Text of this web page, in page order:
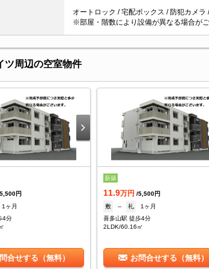
オートロック / 宅配ボックス / 防犯カメ
※部屋・階数により設備が異なる場合がご
ツ周辺の空室物件
円
1ヶ月
4分
合せする（無料）
新築
11.9万円 /5,500円
敷
-- 礼
1ヶ月
喜多山駅 徒歩4分
2LDK/60.16㎡
お問合せする（無料）